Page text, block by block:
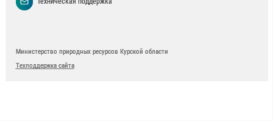
Министерство природных ресурсов Курской области
Техподдержка сайта